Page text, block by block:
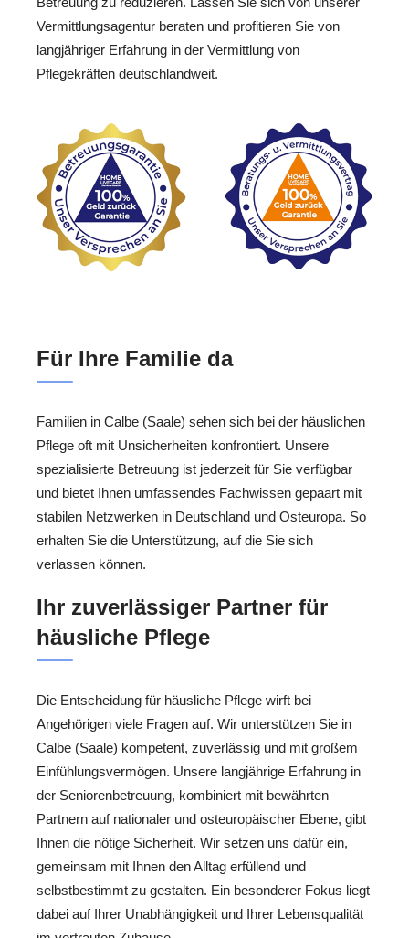
Vermittlungsagentur beraten und profitieren Sie von
langjähriger Erfahrung in der Vermittlung von
Pflegekräften deutschlandweit.
Für Ihre Familie da
Familien in Calbe (Saale) sehen sich bei der häuslichen
Pflege oft mit Unsicherheiten konfrontiert. Unsere
spezialisierte Betreuung ist jederzeit für Sie verfügbar
und bietet Ihnen umfassendes Fachwissen gepaart mit
stabilen Netzwerken in Deutschland und Osteuropa. So
erhalten Sie die Unterstützung, auf die Sie sich
verlassen können.
Ihr zuverlässiger Partner für
häusliche Pflege
Die Entscheidung für häusliche Pflege wirft bei
Angehörigen viele Fragen auf. Wir unterstützen Sie in
Calbe (Saale) kompetent, zuverlässig und mit großem
Einfühlungsvermögen. Unsere langjährige Erfahrung in
der Seniorenbetreuung, kombiniert mit bewährten
Partnern auf nationaler und osteuropäischer Ebene, gibt
Ihnen die nötige Sicherheit. Wir setzen uns dafür ein,
gemeinsam mit Ihnen den Alltag erfüllend und
selbstbestimmt zu gestalten. Ein besonderer Fokus liegt
dabei auf Ihrer Unabhängigkeit und Ihrer Lebensqualität